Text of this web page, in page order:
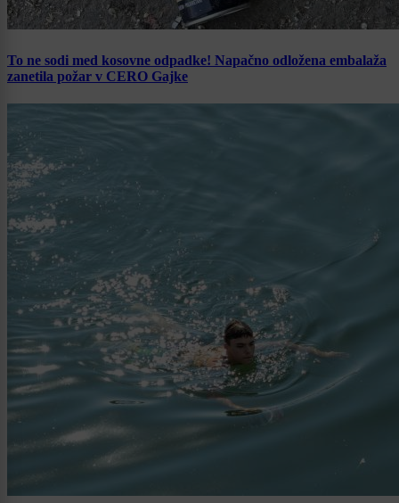
To ne sodi med kosovne odpadke! Napačno odložena embalaža
zanetila požar v CERO Gajke